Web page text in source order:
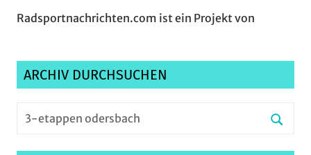
Radsportnachrichten.com ist ein Projekt von
ARCHIV DURCHSUCHEN
Suchen